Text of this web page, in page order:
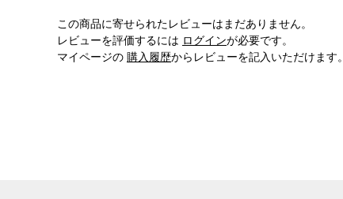
この商品に寄せられたレビューはまだありません。
レビューを評価するには ログインが必要です。
マイページの 購入履歴からレビューを記入いただけます。